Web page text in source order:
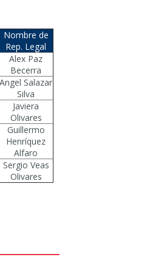
Nombre de
Rep. Legal
Alex Paz
Becerra
Angel Salazar
Silva
Javiera
Olivares
Guillermo
Henríquez
Alfaro
Sergio Veas
Olivares